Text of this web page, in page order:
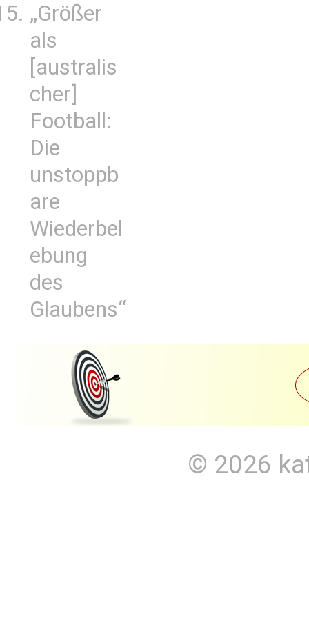
„Größer
als
[australis
cher]
Football:
Die
unstoppb
are
Wiederbel
ebung
des
Glaubens“
© 2026